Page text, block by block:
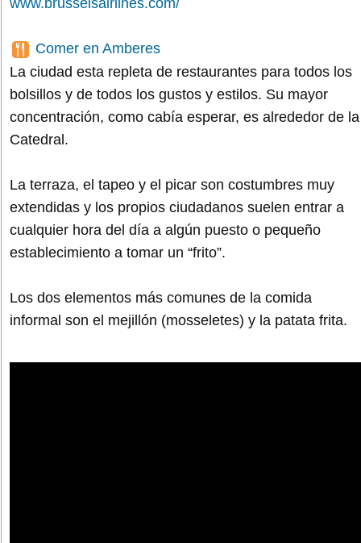
Comer en Amberes
La ciudad esta repleta de restaurantes para todos los
bolsillos y de todos los gustos y estilos. Su mayor
concentración, como cabía esperar, es alrededor de la
Catedral.
La terraza, el tapeo y el picar son costumbres muy
extendidas y los propios ciudadanos suelen entrar a
cualquier hora del día a algún puesto o pequeño
establecimiento a tomar un “frito”.
Los dos elementos más comunes de la comida
informal son el mejillón (mosseletes) y la patata frita.